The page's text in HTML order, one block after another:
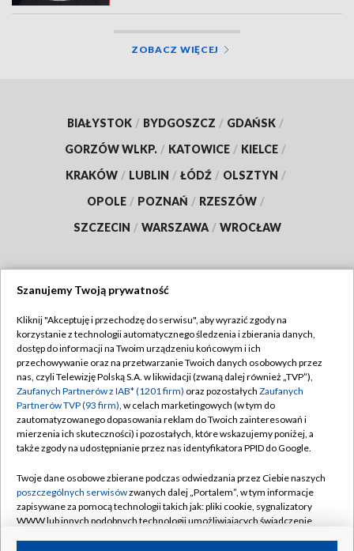
ZOBACZ WIĘCEJ
BIAŁYSTOK / BYDGOSZCZ / GDAŃSK /
GORZÓW WLKP. / KATOWICE / KIELCE /
KRAKÓW / LUBLIN / ŁÓDŹ / OLSZTYN /
OPOLE / POZNAŃ / RZESZÓW /
SZCZECIN / WARSZAWA / WROCŁAW
TVP
Abonament TVP
Emisja w TVP
Centrum informacji TVP
Naziemna Telewizja Cyfrowa
Rada Programowa
System NOS
Informacje o nadawcy
Regulamin TVP
Polityka prywatności
Moje zgody
Pomoc
Kontakt
Kanały
Szanujemy Twoją prywatność
Kliknij "Akceptuję i przechodzę do serwisu", aby wyrazić zgody na
korzystanie z technologii automatycznego śledzenia i zbierania danych,
dostęp do informacji na Twoim urządzeniu końcowym i ich
przechowywanie oraz na przetwarzanie Twoich danych osobowych przez
nas, czyli Telewizję Polską S.A. w likwidacji (zwaną dalej również „TVP”),
Zaufanych Partnerów z IAB* (1201 firm) oraz pozostałych Zaufanych
Partnerów TVP (93 firm), w celach marketingowych (w tym do
zautomatyzowanego dopasowania reklam do Twoich zainteresowań i
mierzenia ich skuteczności) i pozostałych, które wskazujemy poniżej, a
także zgody na udostępnianie przez nas identyfikatora PPID do Google.
Twoje dane osobowe zbierane podczas odwiedzania przez Ciebie naszych
poszczególnych serwisówzwanych dalej „Portalem”, w tym informacje
zapisywane za pomocą technologii takich jak: pliki cookie, sygnalizatory
WWW lub innych podobnych technologii umożliwiających świadczenie